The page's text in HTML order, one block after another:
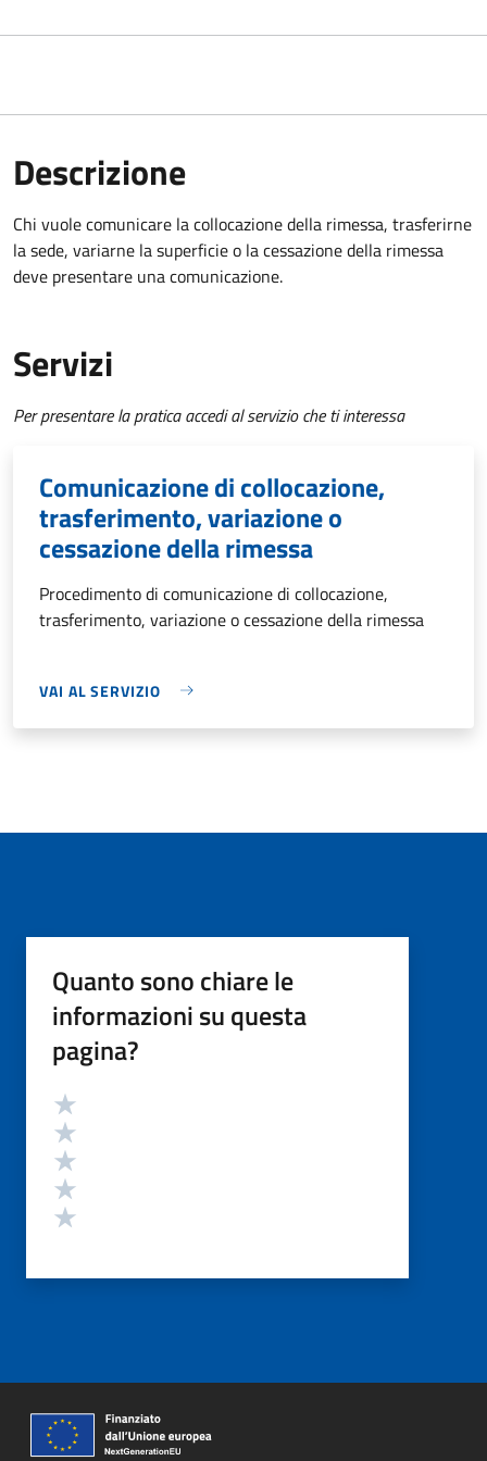
Descrizione
Chi vuole comunicare la collocazione della rimessa, trasferirne
la sede, variarne la superficie o la cessazione della rimessa
deve presentare una comunicazione.
Servizi
Per presentare la pratica accedi al servizio che ti interessa
Comunicazione di collocazione,
trasferimento, variazione o
cessazione della rimessa
Procedimento di comunicazione di collocazione,
trasferimento, variazione o cessazione della rimessa
VAI AL SERVIZIO
Quanto sono chiare le
informazioni su questa
pagina?
Valutazione